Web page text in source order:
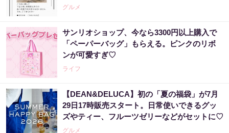
グルメ
サンリオショップ、今なら3300円以上購入で
「ペーパーバッグ」もらえる。ピンクのリボ
ンが可愛すぎ♡
ライフ
【DEAN&DELUCA】初の「夏の福袋」が7月
29日17時販売スタート。日常使いできるグッ
ズやティー、フルーツゼリーなどがセットに♡
グルメ